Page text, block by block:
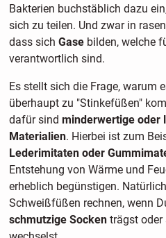
Bakterien buchstäblich dazu
sich zu teilen. Und zwar in
dass sich Gasebilden, welche
verantwortlich sind.
Es stellt sich die Frage, warum
überhaupt zu "Stinkefüßen"
dafür sind minderwertige oder
Materialien. Hierbei ist zum
Lederimitaten oder
Entstehung von Wärme und
erheblich begünstigen.
Schweißfüßen rechnen, wenn
schmutzige Sockenträgst oder